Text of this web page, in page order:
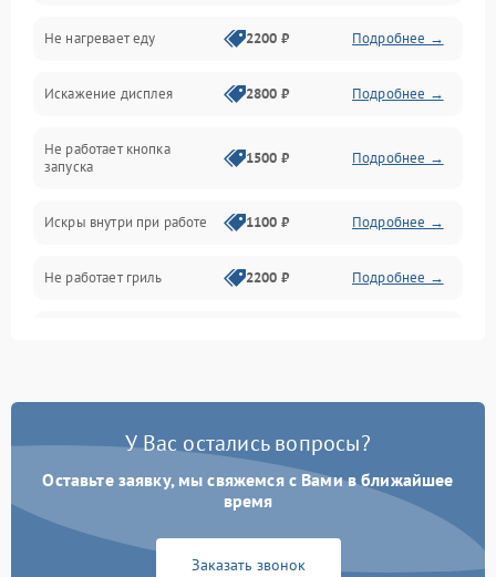
Механические повреждения
Питание и запуск
Нагрев и приготовление
Программное обеспечение
Не нагревает еду 2200 ₽ Подробнее →
Искажение дисплея 2800 ₽ Подробнее →
Не работает кнопка
запуска
1500 ₽ Подробнее →
Искры внутри при работе 1100 ₽ Подробнее →
Не работает гриль 2200 ₽ Подробнее →
Появление запаха гари 2400 ₽ Подробнее →
Проблемы с вентилятором 2000 ₽
Поломка системы
охлаждения
Подробнее →
У Вас остались вопросы?
Оставьте заявку, мы свяжемся с Вами в ближайшее
время
Заказать звонок